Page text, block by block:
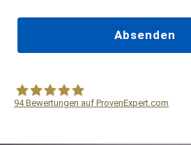
94Bewertungen auf ProvenExpert.com